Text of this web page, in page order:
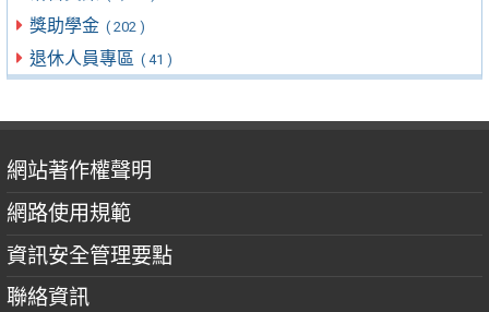
獎助學金 ( 202 )
退休人員專區 ( 41 )
網站著作權聲明
網路使用規範
資訊安全管理要點
聯絡資訊